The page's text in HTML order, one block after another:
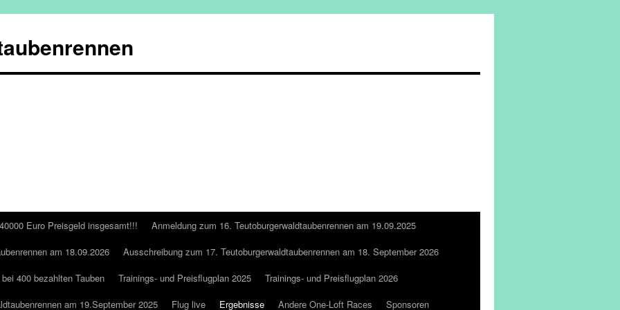
Euro Preisgeld insgesamt!!!
Anmeldung zum 16. Teutoburgerwaldtaubenrennen am 19.09.2025
am 18.09.2026
Ausschreibung zum 17. Teutoburgerwaldtaubenrennen am 18. September 2026
400 bezahlten Tauben Trainings- und Preisflugplan 2025
Trainings- und Preisflugplan 2026
am 19.September 2025
Flug live Ergebnisse Andere One-Loft Races
Sponsoren